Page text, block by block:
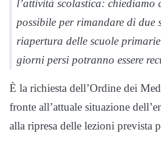
l’attività scolastica: chiediamo
possibile per rimandare di due
riapertura delle scuole
giorni persi potranno essere
È la richiesta dell’Ordine dei
fronte all’attuale situazione
alla ripresa delle lezioni prevista